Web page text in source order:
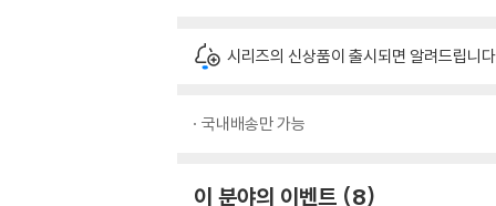
시리즈의 신상품이 출시되면 알려드립니
국내배송만 가능
이 분야의 이벤트 8